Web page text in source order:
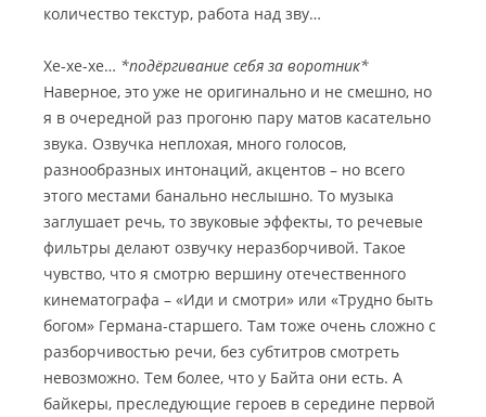
количество текстур, работа над зву…
Хе-хе-хе… *подёргивание себя за воротник*
Наверное, это уже не оригинально и не смешно, но
я в очередной раз прогоню пару матов касательно
звука. Озвучка неплохая, много голосов,
разнообразных интонаций, акцентов – но всего
этого местами банально неслышно. То музыка
заглушает речь, то звуковые эффекты, то речевые
фильтры делают озвучку неразборчивой. Такое
чувство, что я смотрю вершину отечественного
кинематографа – «Иди и смотри» или «Трудно быть
богом» Германа-старшего. Там тоже очень сложно с
разборчивостью речи, без субтитров смотреть
невозможно. Тем более, что у Байта они есть. А
байкеры, преследующие героев в середине первой